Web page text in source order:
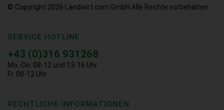
© Copyright 2026
Landwirt.com GmbH Alle Rechte vorbehalten.
SERVICE HOTLINE
+43 (0)316 931268
Mo.-Do. 08-12 und 13-16 Uhr
Fr. 08-12 Uhr
RECHTLICHE INFORMATIONEN